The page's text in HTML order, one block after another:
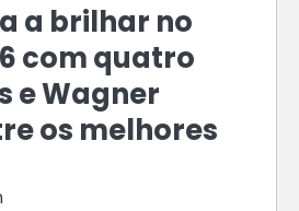
a brilhar no
com quatro
e Wagner
os melhores